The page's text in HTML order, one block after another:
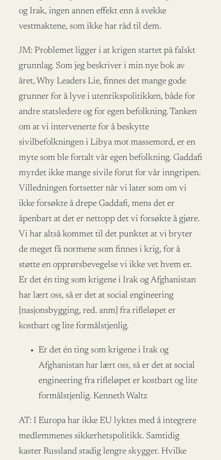
og Irak, ingen annen effekt enn å svekke
vestmaktene, som ikke har råd til dem.
JM: Problemet ligger i at krigen startet på falskt
grunnlag. Som jeg beskriver i min nye bok av
året, Why Leaders Lie, finnes det mange gode
grunner for å lyve i utenrikspolitikken, både for
andre statsledere og for egen befolkning. Tanken
om at vi intervenerte for å beskytte
sivilbefolkningen i Libya mot massemord, er en
myte som ble fortalt vår egen befolkning. Gaddafi
myrdet ikke mange sivile forut for vår inngripen.
Villedningen fortsetter når vi later som om vi
ikke forsøkte å drepe Gaddafi, mens det er
åpenbart at det er nettopp det vi forsøkte å gjøre.
Vi har altså kommet til det punktet at vi bryter
de meget få normene som finnes i krig, for å
støtte en opprørsbevegelse vi ikke vet hvem er.
Er det én ting som krigene i Irak og Afghanistan
har lært oss, så er det at social engineering
[nasjonsbygging, red. anm] fra rifleløpet er
kostbart og lite formålstjenlig.
Er det én ting som krigene i Irak og
Afghanistan har lært oss, så er det at social
engineering fra rifleløpet er kostbart og lite
formålstjenlig. Kenneth Waltz
AT: I Europa har ikke EU lyktes med å integrere
medlemmenes sikkerhetspolitikk. Samtidig
kaster Russland stadig lengre skygger. Hvilke